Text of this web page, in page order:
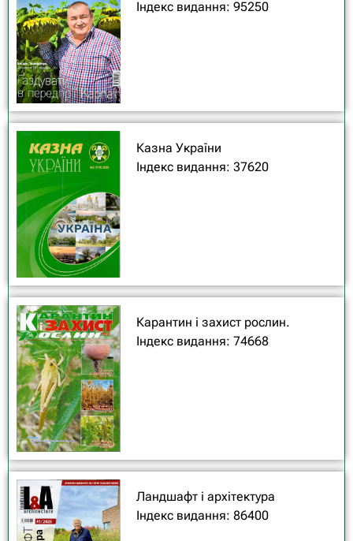
Індекс видання: 95250
Казна України
Індекс видання: 37620
Карантин і захист рослин.
Індекс видання: 74668
Ландшафт і архітектура
Індекс видання: 86400